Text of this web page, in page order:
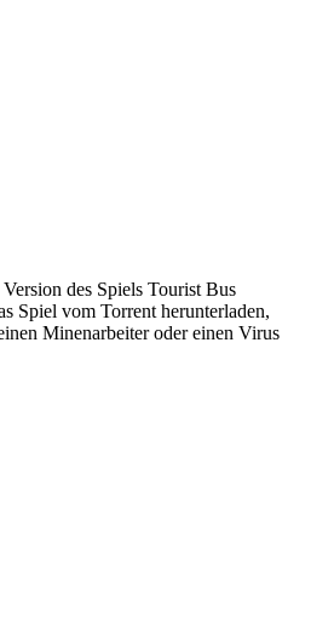
des Spiels Tourist Bus
Spiel vom Torrent herunterladen,
Minenarbeiter oder einen Virus